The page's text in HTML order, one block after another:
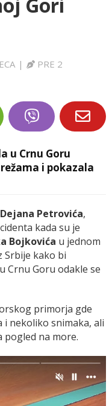
|
PRE 2
u Crnu Goru
i pokazala
Dejana Petrovića,
kada su je
Bojkovića u jednom
Srbije kako bi
Crnu Goru odakle se
primorja gde
i nekoliko snimaka, ali
na more.